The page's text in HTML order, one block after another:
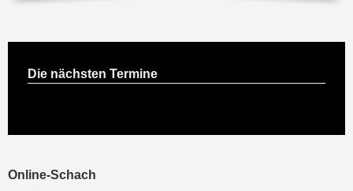
Die nächsten Termine
Online-Schach